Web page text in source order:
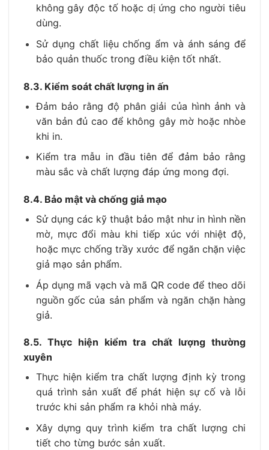
không gây độc tố hoặc dị ứng cho người tiêu
dùng.
Sử dụng chất liệu chống ẩm và ánh sáng để
bảo quản thuốc trong điều kiện tốt nhất.
8.3. Kiểm soát chất lượng in ấn
Đảm bảo rằng độ phân giải của hình ảnh và
văn bản đủ cao để không gây mờ hoặc nhòe
khi in.
Kiểm tra mẫu in đầu tiên để đảm bảo rằng
màu sắc và chất lượng đáp ứng mong đợi.
8.4. Bảo mật và chống giả mạo
Sử dụng các kỹ thuật bảo mật như in hình nền
mờ, mực đổi màu khi tiếp xúc với nhiệt độ,
hoặc mực chống trầy xước để ngăn chặn việc
giả mạo sản phẩm.
Áp dụng mã vạch và mã QR code để theo dõi
nguồn gốc của sản phẩm và ngăn chặn hàng
giả.
8.5. Thực hiện kiểm tra chất lượng thường
xuyên
Thực hiện kiểm tra chất lượng định kỳ trong
quá trình sản xuất để phát hiện sự cố và lỗi
trước khi sản phẩm ra khỏi nhà máy.
Xây dựng quy trình kiểm tra chất lượng chi
tiết cho từng bước sản xuất.